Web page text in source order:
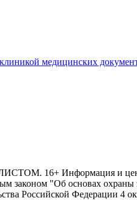
медицинских
и цены,
законом "Об основах
Российской Федерации 4